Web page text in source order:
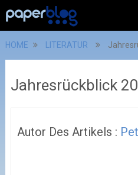
HOME LITERATUR
Jahresrückblick
Autor Des Artikels :